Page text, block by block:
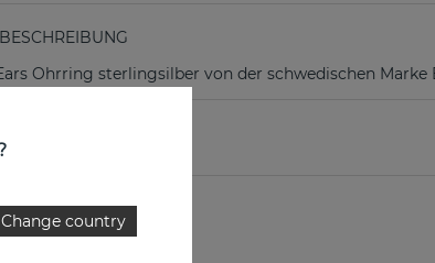
Ohrring sterlingsilber von der schwedischen Marke
Change country